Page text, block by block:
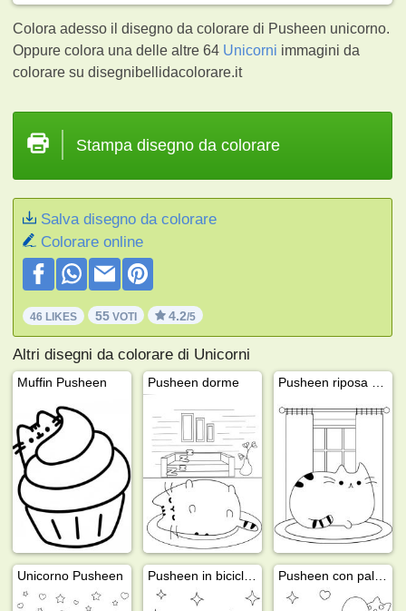
Colora adesso il disegno da colorare di Pusheen unicorno.
Oppure colora una delle altre 64 Unicorni immagini da
colorare su disegnibellidacolorare.it
Stampa disegno da colorare
Salva disegno da colorare
Colorare online
46 LIKES 55 VOTI 4.2/5
Altri disegni da colorare di Unicorni
Muffin Pusheen Pusheen dorme
Unicorno Pusheen